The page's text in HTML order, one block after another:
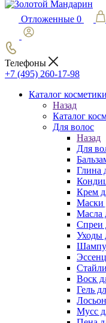
Отложенные 0
Телефоны
+7 (495) 260-17-98
Каталог косметики
Назад
Каталог
Для волос
Назад
Для
Глина
Крем
Маски
Масла
Спреи
Уходы
Воск
Гель
Мусс